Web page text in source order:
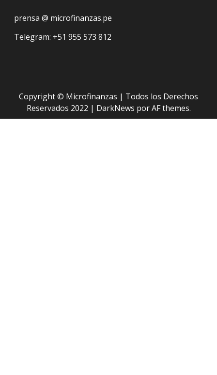
prensa @ microfinanzas.pe
Telegram: +51 955 573 812
Copyright © Microfinanzas | Todos los Derechos
Reservados 2022 | DarkNews por AF themes.